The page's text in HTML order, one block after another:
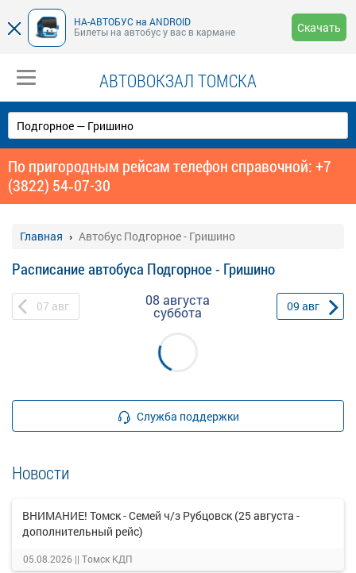
НА-АВТОБУС на ANDROID
Билеты на автобус у вас в кармане
Скачать
АВТОВОКЗАЛ ТОМСКА
По пригородным рейсам телефон справочной: +7
(3822) 54‑07-30
Главная Автобус Подгорное - Гришино
Расписание автобуса Подгорное - Гришино
07 авг 08 августа
суббота 09 авг
Служба поддержки
Новости
ВНИМАНИЕ! Томск - Семей ч/з Рубцовск (25 августа -
дополнительный рейс)
05.08.2026 || Томск КДП